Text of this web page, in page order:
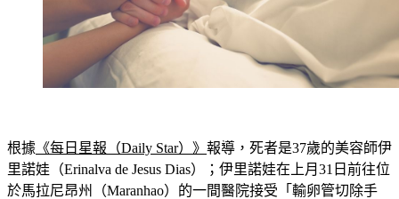
根據 《每日星報（Daily Star）》 報導，死者是37歲的美容師伊
里諾娃（Erinalva de Jesus Dias）；伊里諾娃在上月31日前往位
於馬拉尼昂州（Maranhao）的一間醫院接受「輸卵管切除手